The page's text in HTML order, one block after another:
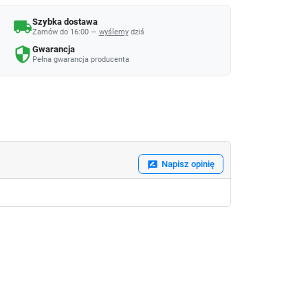
local_shippingSzybka dostawa
Zamów do 16:00 — wyślemydziś
security Gwarancja
Pełna gwarancja producenta
rate_review Napisz opinię